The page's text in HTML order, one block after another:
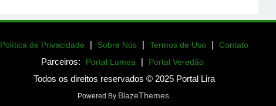
Política de Privacidade | Sobre Nós | Termos de Uso | Contato
Parceiros: Portal Lumea | Portal Veredão
Todos os direitos reservados © 2025 Portal Lira
Powered By BlazeThemes.